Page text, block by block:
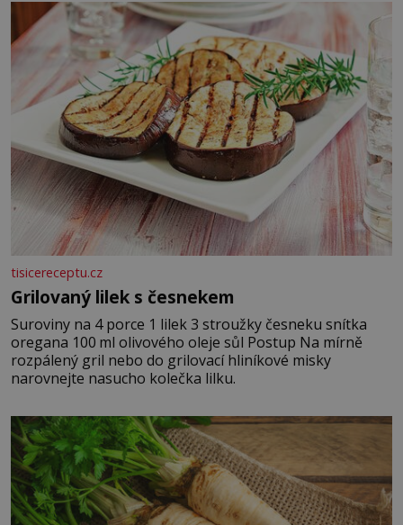
tisicereceptu.cz
Grilovaný lilek s česnekem
Suroviny na 4 porce 1 lilek 3 stroužky česneku snítka
oregana 100 ml olivového oleje sůl Postup Na mírně
rozpálený gril nebo do grilovací hliníkové misky
narovnejte nasucho kolečka lilku.